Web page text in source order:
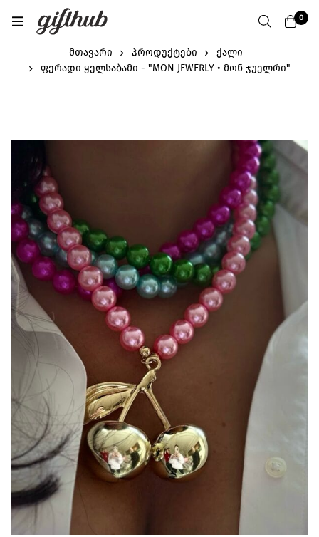
0
მთავარი პროდუქტები
ქალი
ფერადი ყელსაბამი - "MON JEWERLY • მონ ჯუელრი"